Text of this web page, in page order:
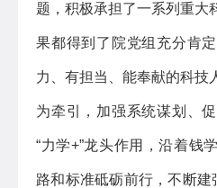
题，积极承担了一系列重大
果都得到了院党组充分肯
力、有担当、能奉献的科技
为牵引，加强系统谋划、
“力学+”龙头作用，沿着钱
路和标准砥砺前行，不断建